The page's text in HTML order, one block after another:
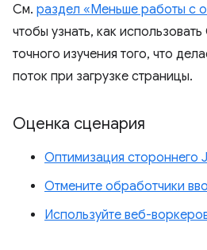
См. раздел «Меньше работы с
чтобы узнать, как
точного изучения того, что
поток при загрузке страницы.
Оценка сценария
Оптимизация стороннего
Отмените обработчики
Используйте веб-